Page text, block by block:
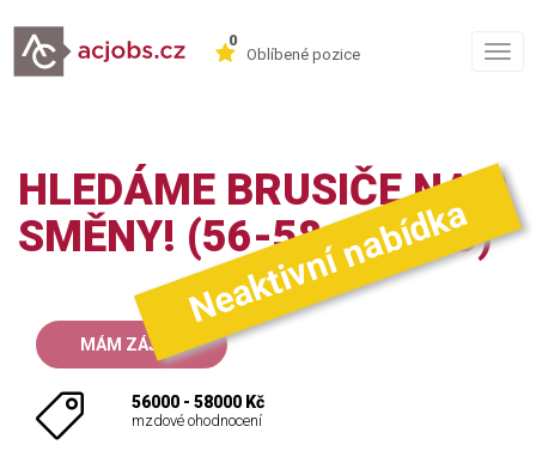
0
Oblíbené pozice
HLEDÁME BRUSIČE NA 2
SMĚNY! (56-58.000 KČ)
Neaktivní nabídka
MÁM ZÁJEM
56000 - 58000 Kč
mzdové ohodnocení